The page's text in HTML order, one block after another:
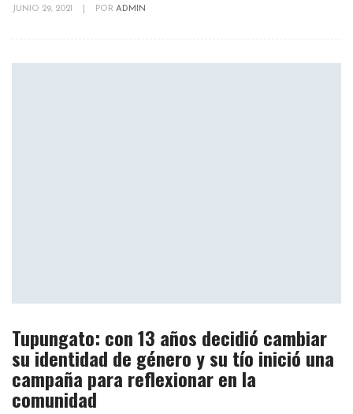
JUNIO 29, 2021 POR ADMIN
Tupungato: con 13 años decidió cambiar
su identidad de género y su tío inició una
campaña para reflexionar en la
comunidad